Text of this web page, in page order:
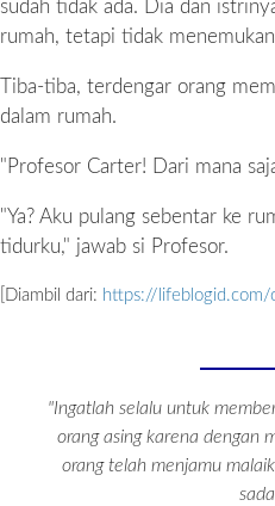
sudah tidak ada. Dia dan
rumah, tetapi tidak
Tiba-tiba, terdengar orang
dalam rumah.
"Profesor Carter! Dari mana
"Ya? Aku pulang sebentar ke
tidurku," jawab si Profesor.
[Diambil dari: https://
"Ingatlah selalu untuk
orang asing karena dengan
orang telah menjamu